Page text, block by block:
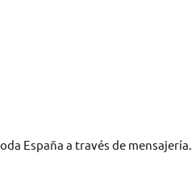
España a través de mensajería.